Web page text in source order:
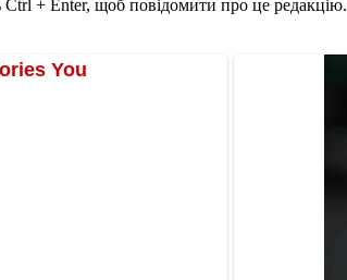
Ctrl + Enter, щоб повідомити про це редакцію.